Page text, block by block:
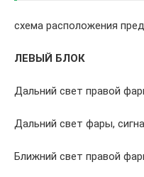
схема расположения
ЛЕВЫЙ БЛОК
Дальний свет правой
Дальний свет фары,
Ближний свет правой